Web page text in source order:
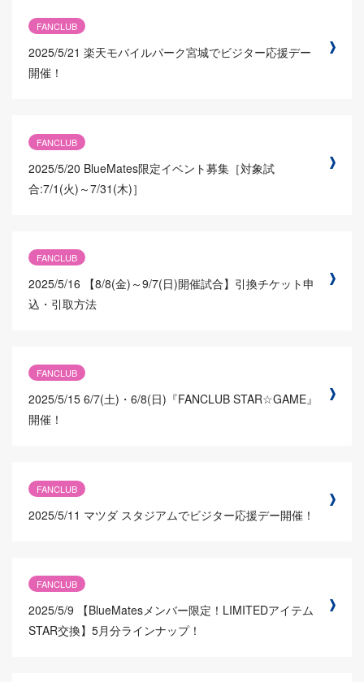
FANCLUB
2025/5/21 楽天モバイルパーク宮城でビジター応援デー
開催！
FANCLUB
2025/5/20 BlueMates限定イベント募集［対象試
合:7/1(火)～7/31(木)］
FANCLUB
2025/5/16
【8/8(金)～9/7(日)開催試合】引換チケット申
込・引取方法
FANCLUB
2025/5/15 6/7(土)・6/8(日)『FANCLUB STAR☆GAME』
開催！
FANCLUB
2025/5/11 マツダ スタジアムでビジター応援デー開催！
FANCLUB
2025/5/9
【BlueMatesメンバー限定！LIMITEDアイテム
STAR交換】5月分ラインナップ！